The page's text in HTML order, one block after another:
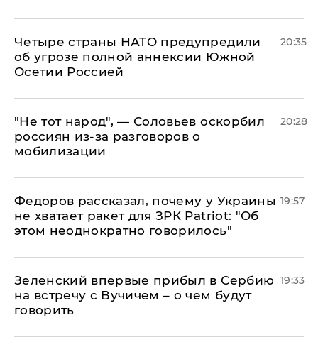
Четыре страны НАТО предупредили
об угрозе полной аннексии Южной
Осетии Россией
20:35
​"Не тот народ", — Соловьев оскорбил
россиян из-за разговоров о
мобилизации
20:28
Федоров рассказал, почему у Украины
не хватает ракет для ЗРК Patriot: "Об
этом неоднократно говорилось"
19:57
Зеленский впервые прибыл в Сербию
на встречу с Вучичем – о чем будут
говорить
19:33